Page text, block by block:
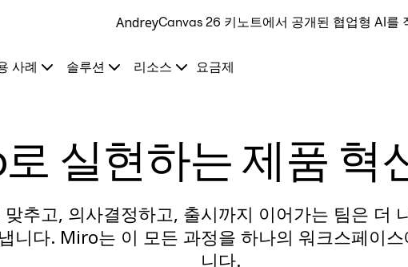
살펴보기
AndreyCanvas 26 키노트에서 공개된 협업형 AI를
사례 솔루션 리소스 요금제
실현하는 제품 혁
추고, 의사결정하고, 출시까지 이어가는 팀은 더
니다. Miro는 이 모든 과정을 하나의 워크스페이
니다.